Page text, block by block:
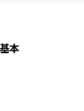
本